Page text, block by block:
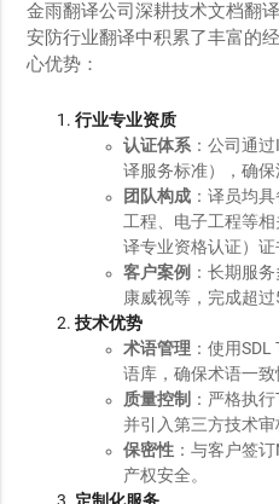
金雨翻译公司深耕技术文档翻
安防行业翻译中积累了丰富的
心优势：
行业专业资质
认证体系：公司通
译服务标准），确保
团队构成 ：译员均
工程、电子工程等
译专业资格认证）证
客户案例 ：长期服
康威视等，完成超过
技术优势
术语管理 ：使用
语库，确保术语一致
质量控制 ：严格执
并引入第三方技术审
保密性 ：与客户签
产权安全。